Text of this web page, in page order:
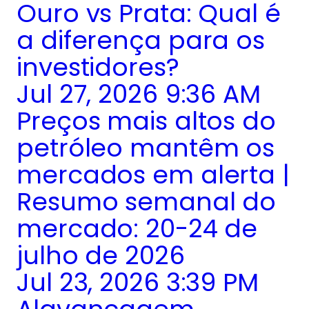
Ouro vs Prata: Qual é
a diferença para os
investidores?
Jul 27, 2026 9:36 AM
Preços mais altos do
petróleo mantêm os
mercados em alerta |
Resumo semanal do
mercado: 20-24 de
julho de 2026
Jul 23, 2026 3:39 PM